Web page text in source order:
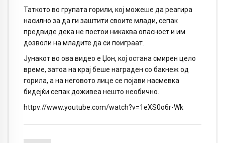
Таткото во групата горили, кој можеше да реагира
насилно за да ги заштити своите млади, сепак
предвиде дека не постои никаква опасност и им
дозволи на младите да си поиграат.
Јунакот во ова видео е Џон, кој остана смирен цело
време, затоа на крај беше награден со бакнеж од
горила, а на неговото лице се појави насмевка
бидејќи сепак доживеа нешто необично.
httpv://www.youtube.com/watch?v=1eXS0o6r-Wk